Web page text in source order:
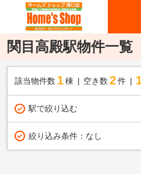
関目高殿駅物件一覧
該当物件数 1棟 空き数 2 件
駅で絞り込む
絞り込み条件： なし